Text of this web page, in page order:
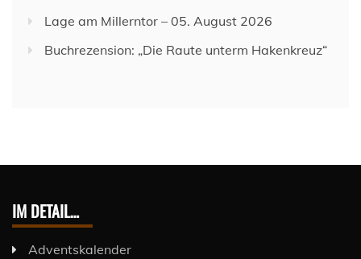
Lage am Millerntor – 05. August 2026
Buchrezension: „Die Raute unterm Hakenkreuz“
IM DETAIL…
Adventskalender